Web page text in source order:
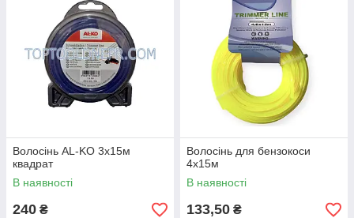
Волосінь AL-KO 3х15м
квадрат
В наявності
240 ₴
Волосінь для бензокоси
4х15м
В наявності
133,50 ₴